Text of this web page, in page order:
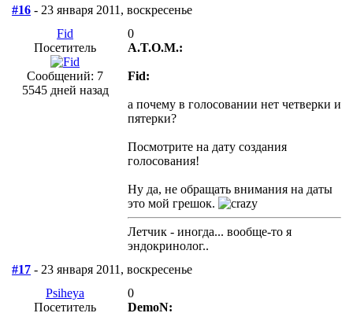
#16 - 23 января 2011, воскресенье
Fid
Посетитель
Сообщений: 7
5545 дней назад
0
A.T.O.M.:
Fid:
а почему в голосовании нет четверки и
пятерки?
Посмотрите на дату создания
голосования!
Ну да, не обращать внимания на даты
это мой грешок.
Летчик - иногда... вообще-то я
эндокринолог..
#17 - 23 января 2011, воскресенье
Psiheya
Посетитель
0
DemoN: